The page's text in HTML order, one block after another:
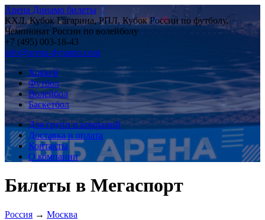
Арена Динамо билеты
КХЛ, Кубок Гагарина, РПЛ, Кубок России по футболу,
Чемпионат России по волейболу
+7 (495) 003-18-43
info@arena-dynamo.com
Хоккей
Футбол
Волейбол
Баскетбол
Для групп и компаний
Доставка и оплата
Контакты
О компании
Билеты в Мегаспорт
Россия → Москва